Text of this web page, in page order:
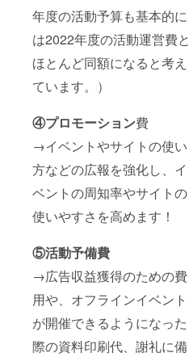
年度の活動予算も基本的に
は2022年度の活動運営費と
ほとんど同額になると考え
ています。）
④プロモーション費
→イベントやサイトの使い
方などの広報を強化し、イ
ベントの周知率やサイトの
使いやすさを高めます！
⑤活動予備費
→広告収益獲得のための費
用や、オフラインイベント
が開催できるようになった
際の資料印刷代、謝礼に備